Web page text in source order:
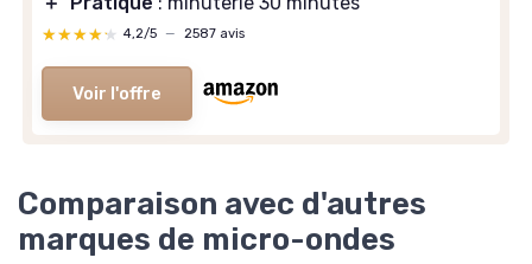
★★★★★
★★★★★ 4,2/5 — 2587 avis
Voir l'offre
Comparaison avec d'autres
marques de micro-ondes